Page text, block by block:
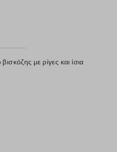
με ρίγες και ίσια